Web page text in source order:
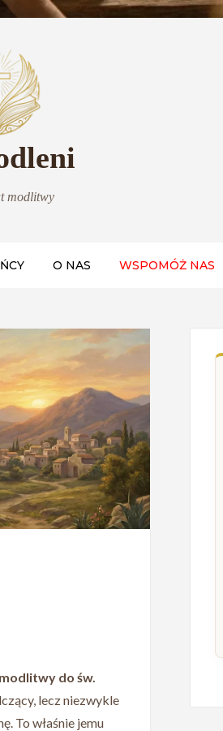
modlitwy
O NAS WSPOMÓŻ NAS
modlitwy do św.
lecz niezwykle
To właśnie jemu